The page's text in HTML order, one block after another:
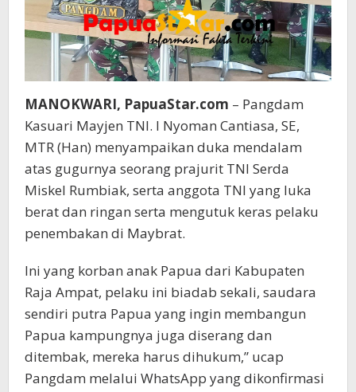
MANOKWARI, PapuaStar.com – Pangdam
Kasuari Mayjen TNI. I Nyoman Cantiasa, SE,
MTR (Han) menyampaikan duka mendalam
atas gugurnya seorang prajurit TNI Serda
Miskel Rumbiak, serta anggota TNI yang luka
berat dan ringan serta mengutuk keras pelaku
penembakan di Maybrat.
Ini yang korban anak Papua dari Kabupaten
Raja Ampat, pelaku ini biadab sekali, saudara
sendiri putra Papua yang ingin membangun
Papua kampungnya juga diserang dan
ditembak, mereka harus dihukum,” ucap
Pangdam melalui WhatsApp yang dikonfirmasi